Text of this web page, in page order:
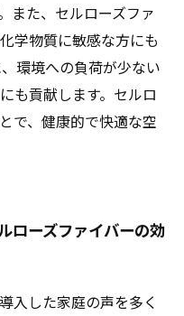
また、セルローズファ
学物質に敏感な方にも
環境への負荷が少ない
も貢献します。セルロ
で、健康的で快適な空
ローズファイバーの効
入した家庭の声を多く